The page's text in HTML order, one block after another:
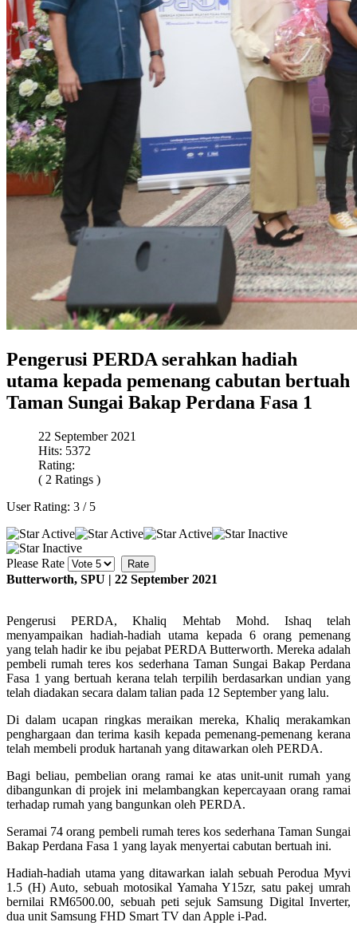
Pengerusi PERDA serahkan hadiah
utama kepada pemenang cabutan bertuah
Taman Sungai Bakap Perdana Fasa 1
22 September 2021
Hits: 5372
Rating:
( 2 Ratings )
User Rating: 3 / 5
Please Rate
Butterworth, SPU | 22 September 2021
Pengerusi PERDA, Khaliq Mehtab Mohd. Ishaq telah
menyampaikan hadiah-hadiah utama kepada 6 orang pemenang
yang telah hadir ke ibu pejabat PERDA Butterworth. Mereka adalah
pembeli rumah teres kos sederhana Taman Sungai Bakap Perdana
Fasa 1 yang bertuah kerana telah terpilih berdasarkan undian yang
telah diadakan secara dalam talian pada 12 September yang lalu.
Di dalam ucapan ringkas meraikan mereka, Khaliq merakamkan
penghargaan dan terima kasih kepada pemenang-pemenang kerana
telah membeli produk hartanah yang ditawarkan oleh PERDA.
Bagi beliau, pembelian orang ramai ke atas unit-unit rumah yang
dibangunkan di projek ini melambangkan kepercayaan orang ramai
terhadap rumah yang bangunkan oleh PERDA.
Seramai 74 orang pembeli rumah teres kos sederhana Taman Sungai
Bakap Perdana Fasa 1 yang layak menyertai cabutan bertuah ini.
Hadiah-hadiah utama yang ditawarkan ialah sebuah Perodua Myvi
1.5 (H) Auto, sebuah motosikal Yamaha Y15zr, satu pakej umrah
bernilai RM6500.00, sebuah peti sejuk Samsung Digital Inverter,
dua unit Samsung FHD Smart TV dan Apple i-Pad.